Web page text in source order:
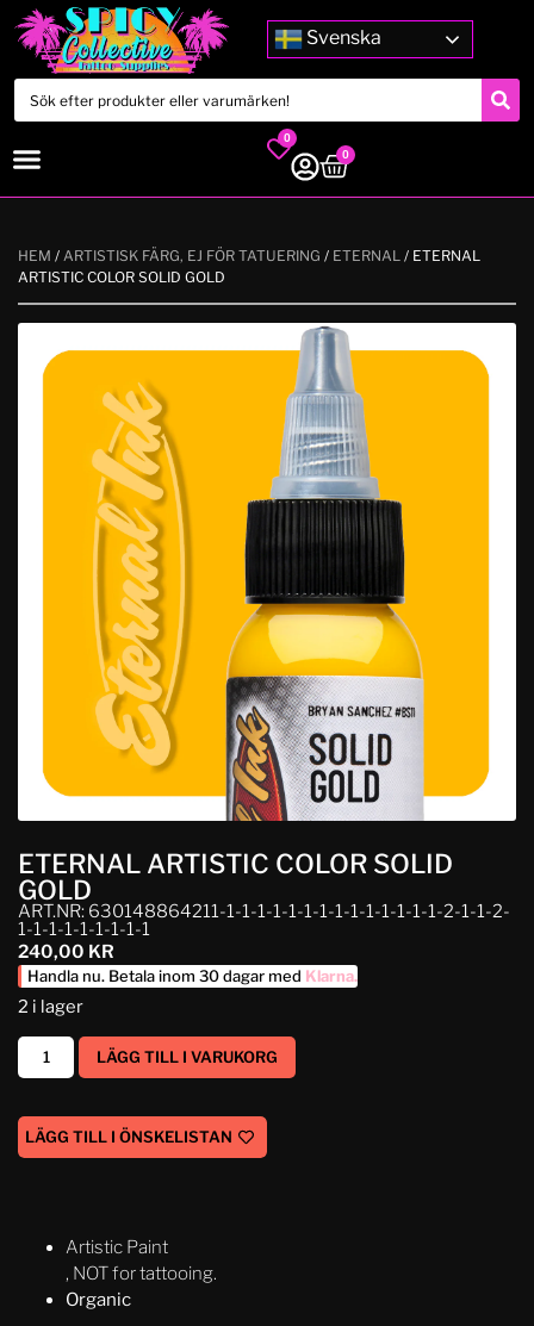
Svenska
0
0
HEM / ARTISTISK FÄRG, EJ FÖR TATUERING / ETERNAL / ETERNAL
ARTISTIC COLOR SOLID GOLD
ETERNAL ARTISTIC COLOR SOLID
GOLD
ART.NR: 630148864211-1-1-1-1-1-1-1-1-1-1-1-1-1-1-2-1-1-2-
1-1-1-1-1-1-1-1-1
240,00 KR
Handla nu. Betala inom 30 dagar med Klarna.
2 i lager
LÄGG TILL I VARUKORG
LÄGG TILL I ÖNSKELISTAN
Artistic Paint
, NOT for tattooing.
Organic